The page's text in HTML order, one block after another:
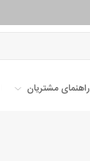
راهنمای مشتریان